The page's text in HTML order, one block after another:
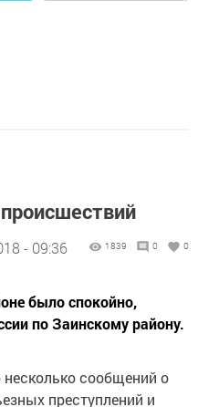
- 09:36 1839 0 0
было спокойно,
по Заинскому району.
сообщений о
преступлений и